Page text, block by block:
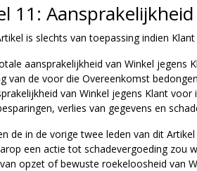
11: Aansprakelijkheid
is slechts van toepassing indien
aansprakelijkheid van Winkel
van de voor die Overeenkomst
van Winkel jegens Klant
verlies van gegevens en
de in de vorige twee leden van dit
een actie tot schadevergoeding zou
opzet of bewuste roekeloosheid van